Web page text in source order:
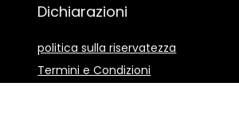
Dichiarazioni
politica sulla riservatezza
Termini e Condizioni